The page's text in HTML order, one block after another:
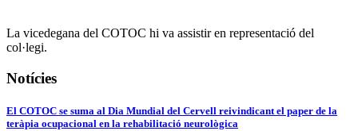
La vicedegana del COTOC hi va assistir en representació del
col·legi.
Notícies
El COTOC se suma al Dia Mundial del Cervell reivindicant el paper de la
teràpia ocupacional en la rehabilitació neurològica